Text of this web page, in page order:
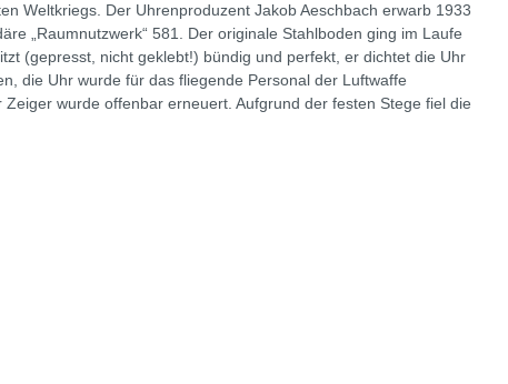
Weltkriegs. Der Uhrenproduzent Jakob Aeschbach erwarb 1933
„Raumnutzwerk“ 581. Der originale Stahlboden ging im Laufe
(gepresst, nicht geklebt!) bündig und perfekt, er dichtet die Uhr
die Uhr wurde für das fliegende Personal der Luftwaffe
wurde offenbar erneuert. Aufgrund der festen Stege fiel die